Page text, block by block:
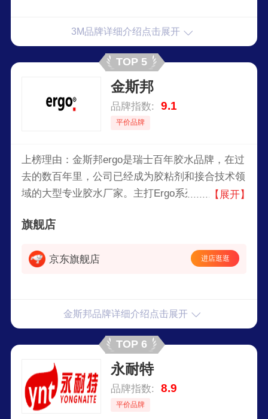
3M品牌详细介绍点击展开
TOP 5
金斯邦
品牌指数: 9.1
平价品牌
上榜理由：金斯邦ergo是瑞士百年胶水品牌，在过
去的数百年里，公司已经成为胶粘剂和接合技术领
域的大型专业胶水厂家。主打Ergo系列快干胶、环
新科技确保强力持久粘接。
【展开】
旗舰店
京东旗舰店 进店逛逛
金斯邦品牌详细介绍点击展开
TOP 6
永耐特
品牌指数: 8.9
平价品牌